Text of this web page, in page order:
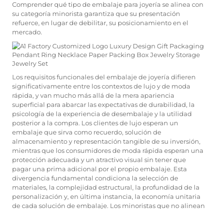
Comprender qué tipo de embalaje para joyería se alinea con
su categoría minorista garantiza que su presentación
refuerce, en lugar de debilitar, su posicionamiento en el
mercado.
Los requisitos funcionales del embalaje de joyería difieren
significativamente entre los contextos de lujo y de moda
rápida, y van mucho más allá de la mera apariencia
superficial para abarcar las expectativas de durabilidad, la
psicología de la experiencia de desembalaje y la utilidad
posterior a la compra. Los clientes de lujo esperan un
embalaje que sirva como recuerdo, solución de
almacenamiento y representación tangible de su inversión,
mientras que los consumidores de moda rápida esperan una
protección adecuada y un atractivo visual sin tener que
pagar una prima adicional por el propio embalaje. Esta
divergencia fundamental condiciona la selección de
materiales, la complejidad estructural, la profundidad de la
personalización y, en última instancia, la economía unitaria
de cada solución de embalaje. Los minoristas que no alinean